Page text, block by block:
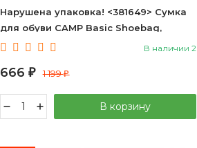
Нарушена упаковка! <381649> Сумка
для обуви CAMP Basic Shoebag,
темно-синий 4680459127228В наличии 2
666 ₽ 1 199₽
В корзину